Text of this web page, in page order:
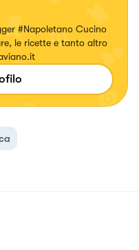
#Napoletano Cucino
le ricette e tanto altro